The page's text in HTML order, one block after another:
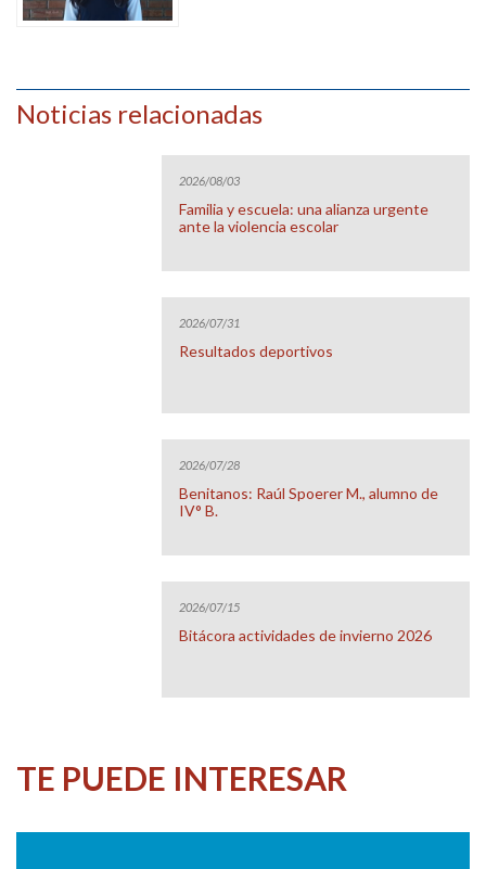
Noticias relacionadas
2026/08/03
Familia y escuela: una alianza urgente
ante la violencia escolar
2026/07/31
Resultados deportivos
2026/07/28
Benitanos: Raúl Spoerer M., alumno de
IV° B.
2026/07/15
Bitácora actividades de invierno 2026
TE PUEDE INTERESAR